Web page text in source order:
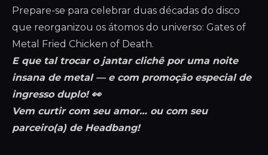
Prepare-se para celebrar duas décadas do disco
que reorganizou os átomos do universo: Gates of
Metal Fried Chicken of Death.
E que tal trocar o jantar clichê por uma noite
insana de metal — e com promoção especial de
ingresso duplo! 👀
Vem curtir com seu amor… ou com seu
parceiro(a) de Headbang!